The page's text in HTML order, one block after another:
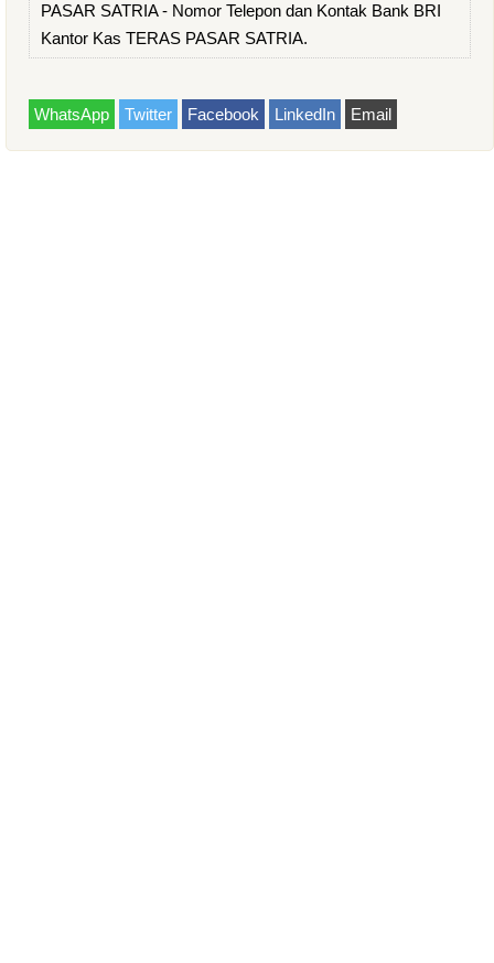
PASAR SATRIA - Nomor Telepon dan Kontak Bank BRI
Kantor Kas TERAS PASAR SATRIA.
WhatsApp Twitter Facebook LinkedIn Email